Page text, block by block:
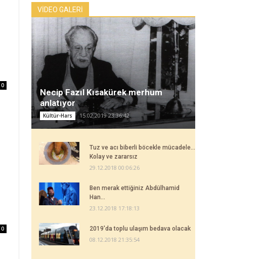
0
0
VİDEO GALERİ
Necip Fazıl Kısakürek merhum
anlatıyor
Kültür-Hars 15.02.2019 23:36:42
Tuz ve acı biberli böcekle mücadele...
Kolay ve zararsız
29.12.2018 00:06:26
Ben merak ettiğiniz Abdülhamid
Han...
23.12.2018 17:18:13
2019'da toplu ulaşım bedava olacak
08.12.2018 21:35:54